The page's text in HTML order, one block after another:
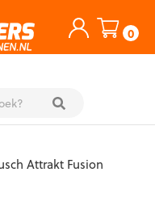
0
Attrakt Fusion